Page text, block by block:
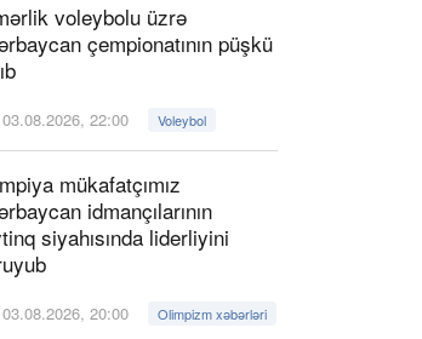
voleybolu üzrə
çempionatının püşkü
03.08.2026, 22:00 Voleybol
mükafatçımız
idmançılarının
siyahısında liderliyini
03.08.2026, 20:00 Olimpizm xəbərləri